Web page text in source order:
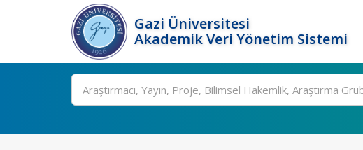
Gazi Üniversitesi
Akademik Veri Yönetim Sistemi
Ara